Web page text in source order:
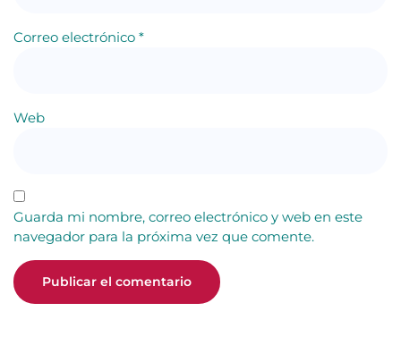
Correo electrónico *
Web
Guarda mi nombre, correo electrónico y web en este
navegador para la próxima vez que comente.